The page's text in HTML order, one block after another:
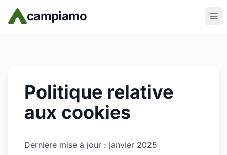
Skip to main content
campiamo
Politique relative
aux cookies
Dernière mise à jour : janvier 2025